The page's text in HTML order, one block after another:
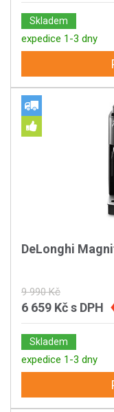
Skladem
expedice 1-3 dny
DeLonghi
9 990 Kč
6 659 Kčs DPH
Skladem
expedice 1-3 dny